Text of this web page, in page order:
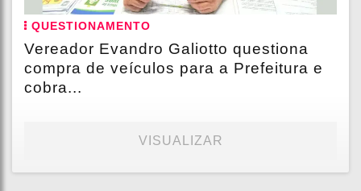
QUESTIONAMENTO
Vereador Evandro Galiotto questiona
compra de veículos para a Prefeitura e
cobra...
VISUALIZAR